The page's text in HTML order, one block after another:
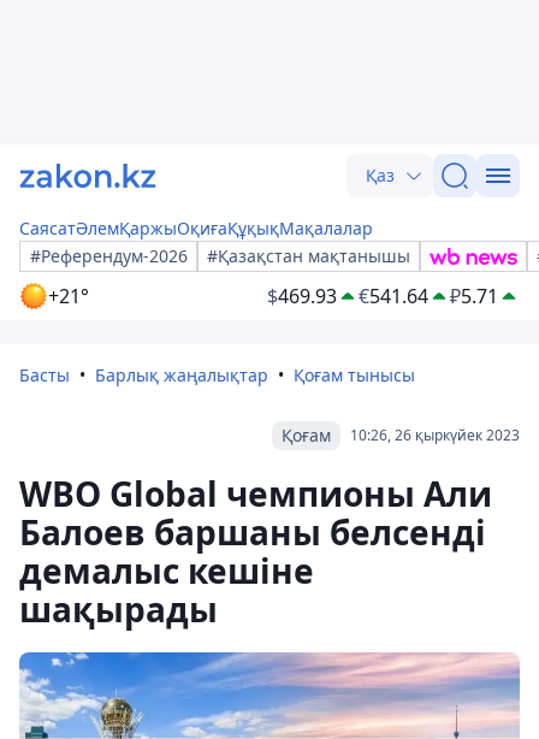
Қаз
СаясатӘлемҚаржыОқиғаҚұқықМақалалар
#Референдум-2026
#Қазақстан мақтанышы
+21° $469.93 €541.64 ₽5.71
Басты Барлық жаңалықтар Қоғам тынысы
10:26, 26 қыркүйек 2023
Қоғам
WBO Global чемпионы Али
Балоев баршаны белсенді
демалыс кешіне
шақырады